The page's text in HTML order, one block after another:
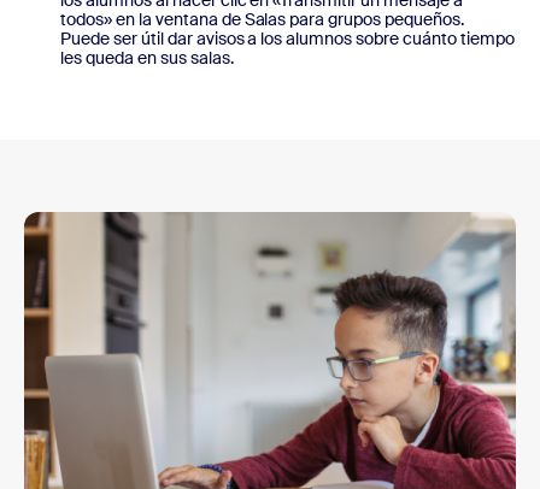
todos» en la ventana de Salas para grupos pequeños.
Puede ser útil dar avisos a los alumnos sobre cuánto tiempo
les queda en sus salas.